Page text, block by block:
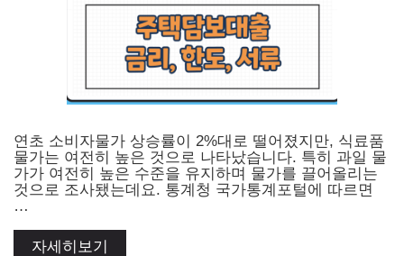
연초 소비자물가 상승률이 2%대로 떨어졌지만, 식료품
물가는 여전히 높은 것으로 나타났습니다. 특히 과일 물
가가 여전히 높은 수준을 유지하며 물가를 끌어올리는
것으로 조사됐는데요. 통계청 국가통계포털에 따르면
…
자세히보기